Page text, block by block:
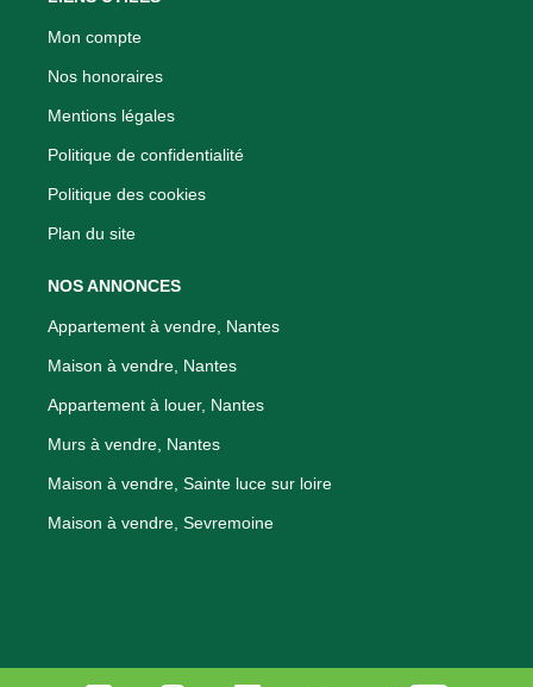
Mon compte
Nos honoraires
Mentions légales
Politique de confidentialité
Politique des cookies
Plan du site
NOS ANNONCES
Appartement à vendre, Nantes
Maison à vendre, Nantes
Appartement à louer, Nantes
Murs à vendre, Nantes
Maison à vendre, Sainte luce sur loire
Maison à vendre, Sevremoine